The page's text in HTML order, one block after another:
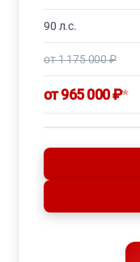
90 л.с.
от 1 175 000 ₽
от 965 000 ₽*